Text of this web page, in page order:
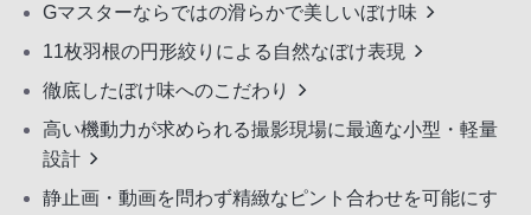
Gマスターならではの滑らかで美しいぼけ味
11枚羽根の円形絞りによる自然なぼけ表現
徹底したぼけ味へのこだわり
高い機動力が求められる撮影現場に最適な小型・軽量
設計
静止画・動画を問わず精緻なピント合わせを可能にす